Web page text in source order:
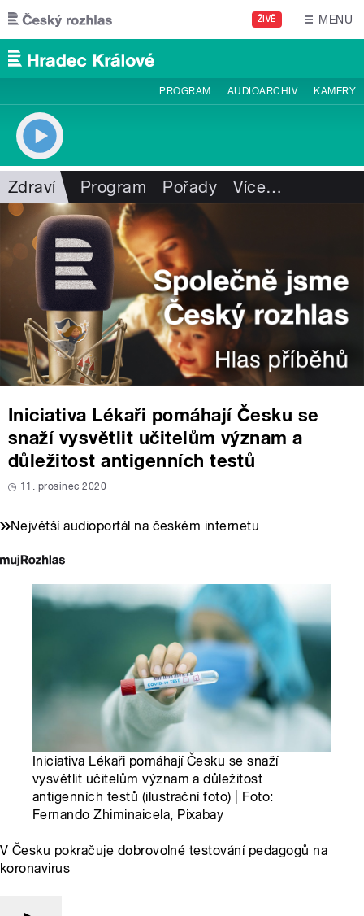
Přejít k hlavnímu obsahu
ŽIVĚ MENU
PROGRAM AUDIOARCHIV KAMERY
Zdraví Program Pořady Více…
Iniciativa Lékaři pomáhají Česku se
snaží vysvětlit učitelům význam a
důležitost antigenních testů
11. prosinec 2020
Největší audioportál na českém internetu
Iniciativa Lékaři pomáhají Česku se snaží
vysvětlit učitelům význam a důležitost
antigenních testů (ilustrační foto) | Foto:
Fernando Zhiminaicela, Pixabay
V Česku pokračuje dobrovolné testování pedagogů na
koronavirus